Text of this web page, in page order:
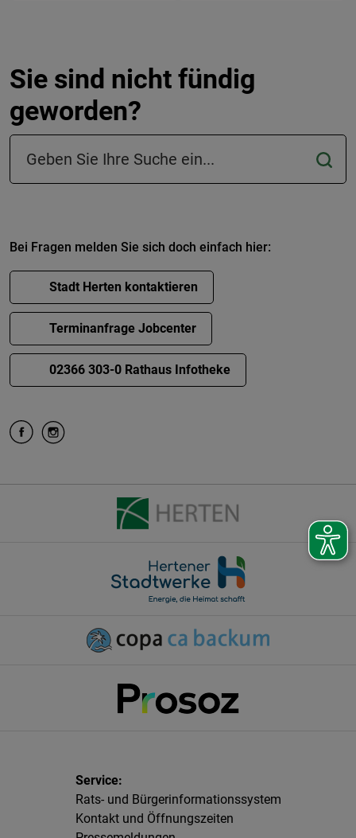
Sie sind nicht fündig
geworden?
Suchfeld in der Fußzeile
Bei Fragen melden Sie sich doch einfach hier:
Stadt Herten kontaktieren
Terminanfrage Jobcenter
02366 303-0 Rathaus Infotheke
Rats- und Bürgerinformationssystem
Kontakt und Öffnungszeiten